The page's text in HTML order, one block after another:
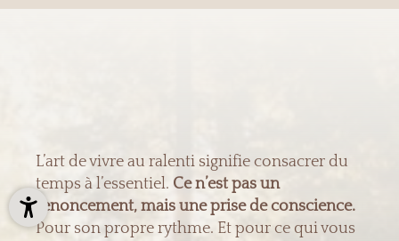
L’art de vivre au ralenti signifie consacrer du
temps à l’essentiel. Ce n’est pas un
renoncement, mais une prise de conscience.
Pour son propre rythme. Et pour ce qui vous